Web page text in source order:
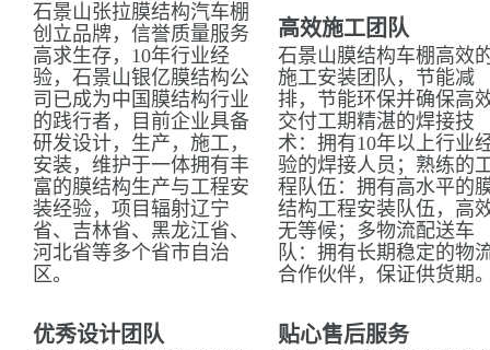
石景山张拉膜结构汽车棚
创立品牌，信誉质量服务
高求生存，10年行业经
验，石景山银亿膜结构公
司已成为中国膜结构行业
的践行者，目前企业具备
研发设计，生产，施工，
安装，维护于一体拥有丰
富的膜结构生产与工程安
装经验，项目辐射辽宁
省、吉林省、黑龙江省、
河北省等多个省市自治
区。
优秀设计团队
高效施工团队
石景山膜结构车棚高效
施工安装团队，节能减
排，节能环保并确保高
交付工期精湛的焊接技
术：拥有10年以上行业
验的焊接人员；熟练的
程队伍：拥有高水平的
结构工程安装队伍，高
无等候；多物流配送车
队：拥有长期稳定的物
合作伙伴，保证供货期
贴心售后服务